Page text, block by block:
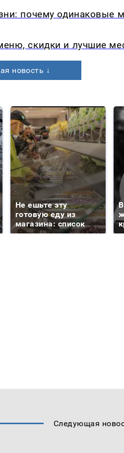
почему одинаковые
скидки и лучшие
новость ↓
Не ешьте эту
готовую еду из
магазина: список
Следующая